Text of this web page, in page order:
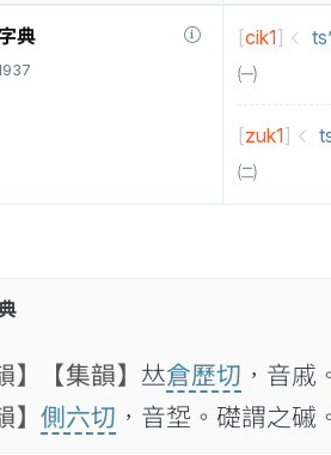
典 [cik1]
㈠
[zuk1]
㈡
】 【集韻】 𠀤倉歷切 ，音戚
】 側六切 ，音𡎺。礎謂之磩。